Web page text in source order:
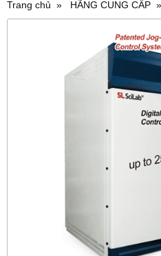
Trang chủ HÃNG CUNG CẤP